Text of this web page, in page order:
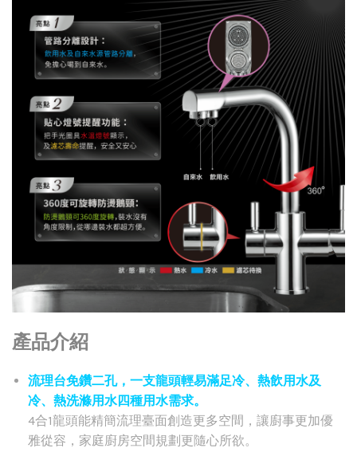
產品介紹
流理台免鑽二孔，一支龍頭輕易滿足冷、熱飲用水及
冷、熱洗滌用水四種用水需求。
4合1龍頭能精簡流理臺面創造更多空間，讓廚事更加優
雅從容，家庭廚房空間規劃更隨心所欲。